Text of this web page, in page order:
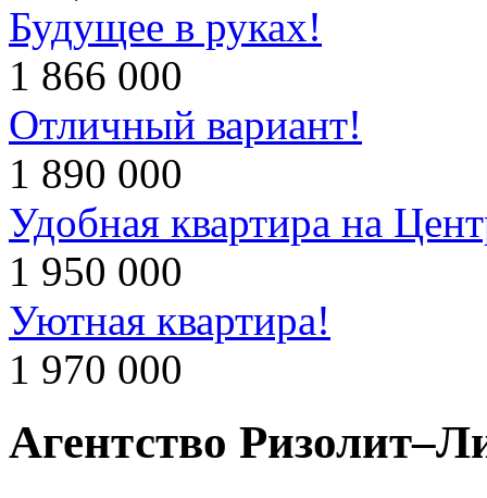
Будущее в руках!
1 866 000
Отличный вариант!
1 890 000
Удобная квартира на
1 950 000
Уютная квартира!
1 970 000
Агентство